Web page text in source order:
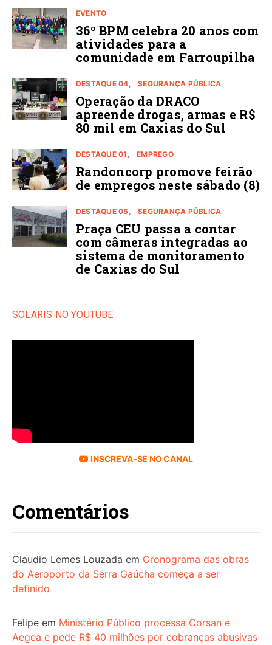
EVENTO
36º BPM celebra 20 anos com
atividades para a
comunidade em Farroupilha
DESTAQUE 04 SEGURANÇA PÚBLICA
Operação da DRACO
apreende drogas, armas e R$
80 mil em Caxias do Sul
DESTAQUE 01 EMPREGO
Randoncorp promove feirão
de empregos neste sábado (8)
DESTAQUE 05 SEGURANÇA PÚBLICA
Praça CEU passa a contar
com câmeras integradas ao
sistema de monitoramento
de Caxias do Sul
SOLARIS NO YOUTUBE
INSCREVA-SE NO CANAL
Comentários
Claudio Lemes Louzada em Cronograma das obras
do Aeroporto da Serra Gaúcha começa a ser
definido
Felipe em Ministério Público processa Corsan e
Aegea e pede R$ 40 milhões por cobranças abusivas